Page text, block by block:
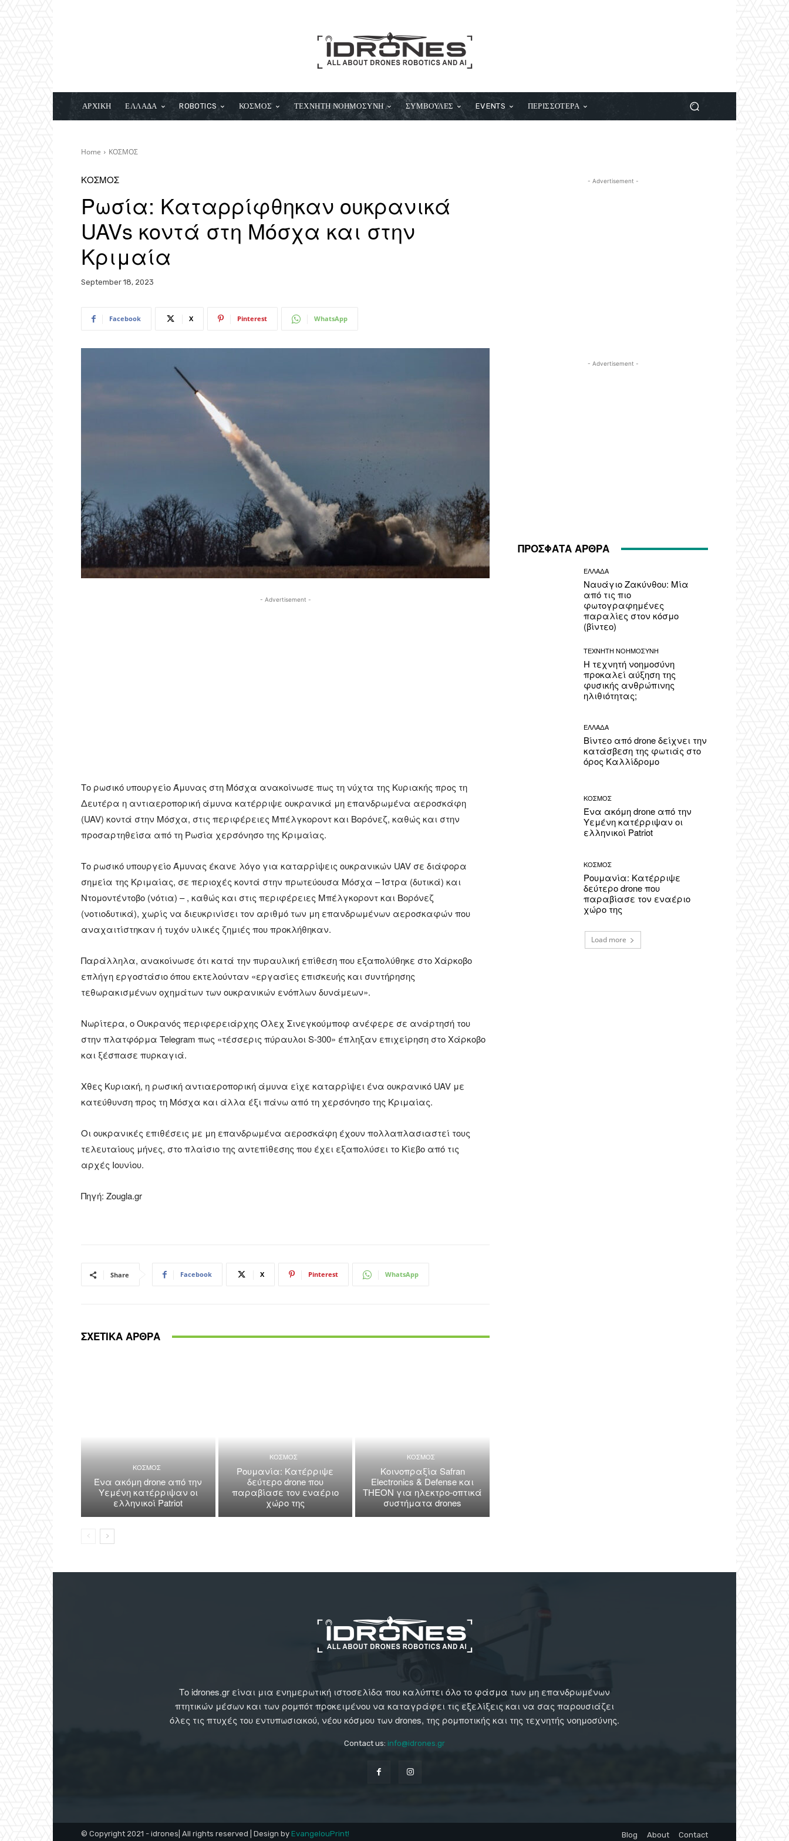
ΑΡΧΙΚΗ ΕΛΛΑΔΑ ROBOTICS ΚΟΣΜΟΣ ΤΕΧΝΗΤΗ ΝΟΗΜΟΣΥΝΗ ΣΥΜΒΟΥΛΕΣ EVENTS ΠΕΡΙΣΣΟΤΕΡΑ
Home ΚΟΣΜΟΣ
ΚΟΣΜΟΣ
Ρωσία: Καταρρίφθηκαν ουκρανικά
UAVs κοντά στη Μόσχα και στην
Κριμαία
September 18, 2023
Facebook X Pinterest WhatsApp
- Advertisement -
Το ρωσικό υπουργείο Άμυνας στη Μόσχα ανακοίνωσε πως τη νύχτα της Κυριακής προς τη
Δευτέρα η αντιαεροπορική άμυνα κατέρριψε ουκρανικά μη επανδρωμένα αεροσκάφη
(UAV) κοντά στην Μόσχα, στις περιφέρειες Μπέλγκοροντ και Βορόνεζ, καθώς και στην
προσαρτηθείσα από τη Ρωσία χερσόνησο της Κριμαίας.
Το ρωσικό υπουργείο Άμυνας έκανε λόγο για καταρρίψεις ουκρανικών UAV σε διάφορα
σημεία της Κριμαίας, σε περιοχές κοντά στην πρωτεύουσα Μόσχα – Ίστρα (δυτικά) και
Ντομοντέντοβο (νότια) – , καθώς και στις περιφέρειες Μπέλγκοροντ και Βορόνεζ
(νοτιοδυτικά), χωρίς να διευκρινίσει τον αριθμό των μη επανδρωμένων αεροσκαφών που
αναχαιτίστηκαν ή τυχόν υλικές ζημιές που προκλήθηκαν.
Παράλληλα, ανακοίνωσε ότι κατά την πυραυλική επίθεση που εξαπολύθηκε στο Χάρκοβο
επλήγη εργοστάσιο όπου εκτελούνταν «εργασίες επισκευής και συντήρησης
τεθωρακισμένων οχημάτων των ουκρανικών ενόπλων δυνάμεων».
Νωρίτερα, ο Ουκρανός περιφερειάρχης Όλεχ Σινεγκούμποφ ανέφερε σε ανάρτησή του
στην πλατφόρμα Telegram πως «τέσσερις πύραυλοι S-300» έπληξαν επιχείρηση στο Χάρκοβο
και ξέσπασε πυρκαγιά.
Χθες Κυριακή, η ρωσική αντιαεροπορική άμυνα είχε καταρρίψει ένα ουκρανικό UAV με
κατεύθυνση προς τη Μόσχα και άλλα έξι πάνω από τη χερσόνησο της Κριμαίας.
Οι ουκρανικές επιθέσεις με μη επανδρωμένα αεροσκάφη έχουν πολλαπλασιαστεί τους
τελευταίους μήνες, στο πλαίσιο της αντεπίθεσης που έχει εξαπολύσει το Κίεβο από τις
αρχές Ιουνίου.
Πηγή: Zougla.gr
Share Facebook X Pinterest WhatsApp
ΣΧΕΤΙΚΑ ΑΡΘΡΑ
ΚΟΣΜΟΣ
Ένα ακόμη drone από την
Υεμένη κατέρριψαν οι
ελληνικοί Patriot
ΚΟΣΜΟΣ
Ρουμανία: Κατέρριψε
δεύτερο drone που
παραβίασε τον εναέριο
χώρο της
ΚΟΣΜΟΣ
Κοινοπραξία Safran
Electronics & Defense και
THEON για ηλεκτρο-οπτικά
συστήματα drones
- Advertisement -
- Advertisement -
ΠΡΟΣΦΑΤΑ ΑΡΘΡΑ
ΕΛΛΑΔΑ
Ναυάγιο Ζακύνθου: Μία
από τις πιο
φωτογραφημένες
παραλίες στον κόσμο
(βίντεο)
ΤΕΧΝΗΤΗ ΝΟΗΜΟΣΥΝΗ
Η τεχνητή νοημοσύνη
προκαλεί αύξηση της
φυσικής ανθρώπινης
ηλιθιότητας;
ΕΛΛΑΔΑ
Βίντεο από drone δείχνει την
κατάσβεση της φωτιάς στο
όρος Καλλίδρομο
ΚΟΣΜΟΣ
Ένα ακόμη drone από την
Υεμένη κατέρριψαν οι
ελληνικοί Patriot
ΚΟΣΜΟΣ
Ρουμανία: Κατέρριψε
δεύτερο drone που
παραβίασε τον εναέριο
χώρο της
Load more
Το idrones.gr είναι μια ενημερωτική ιστοσελίδα που καλύπτει όλο το φάσμα των μη επανδρωμένων
πτητικών μέσων και των ρομπότ προκειμένου να καταγράφει τις εξελίξεις και να σας παρουσιάζει
όλες τις πτυχές του εντυπωσιακού, νέου κόσμου των drones, της ρομποτικής και της τεχνητής νοημοσύνης.
Contact us: info@idrones.gr
© Copyright 2021 - idrones| All rights reserved | Design by EvangelouPrint! Blog About Contact